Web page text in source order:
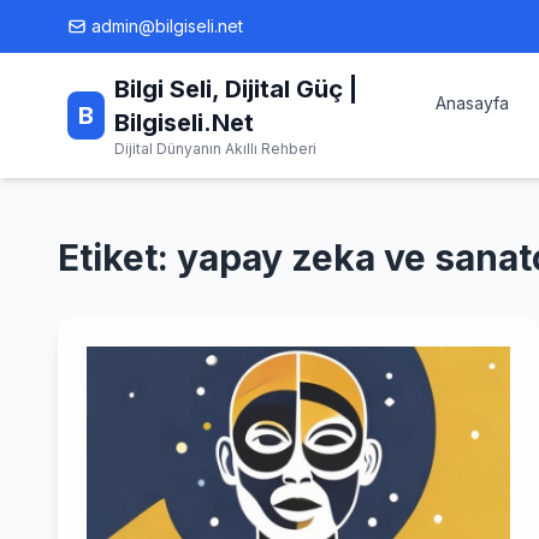
admin@bilgiseli.net
B
Bilgi Seli, Dijital Güç |
Bilgiseli.Net
Dijital Dünyanın Akıllı Rehberi
Anasayfa
Etiket: yapay zeka ve